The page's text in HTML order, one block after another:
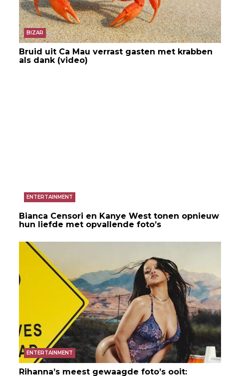
BIZAR
Bruid uit Ca Mau verrast gasten met krabben
als dank (video)
ENTERTAINMENT
Bianca Censori en Kanye West tonen opnieuw
hun liefde met opvallende foto’s
ENTERTAINMENT
Rihanna’s meest gewaagde foto’s ooit: